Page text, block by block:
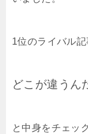
1位のライバル
どこが違うん
と中身をチェッ